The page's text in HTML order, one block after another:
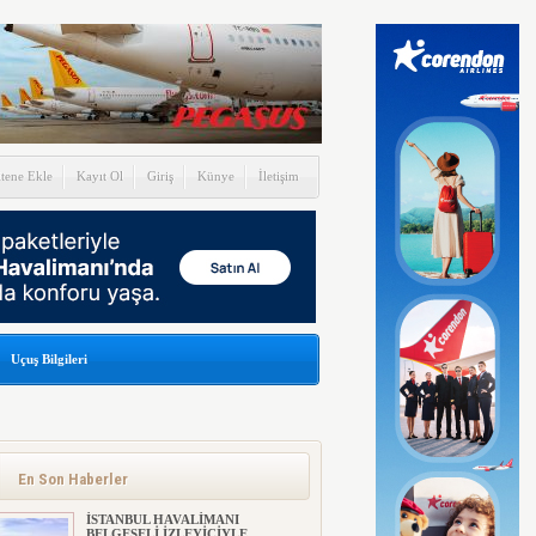
Ekle Kayıt Ol Giriş Künye İletişim
Uçuş Bilgileri
En Son Haberler
İSTANBUL HAVALİMANI